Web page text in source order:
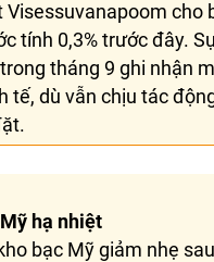
Visessuvanapoom
tính 0,3% trước đây.
tháng 9 ghi nhận
tế, dù vẫn chịu tác
hạ nhiệt
bạc Mỹ giảm nhẹ